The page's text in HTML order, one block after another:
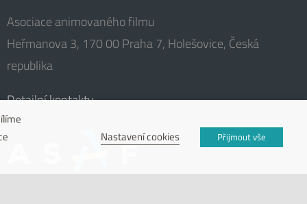
Asociace animovaného filmu
Heřmanova 3, 170 00 Praha 7, Holešovice, Česká
republika
Detailní kontakty
Nastavení cookies Přijmout vše